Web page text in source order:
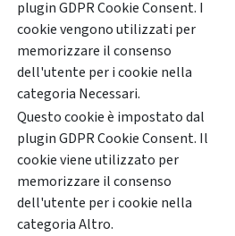
plugin GDPR Cookie Consent. I
cookie vengono utilizzati per
memorizzare il consenso
dell'utente per i cookie nella
categoria Necessari.
Questo cookie è impostato dal
plugin GDPR Cookie Consent. Il
cookie viene utilizzato per
memorizzare il consenso
dell'utente per i cookie nella
categoria Altro.